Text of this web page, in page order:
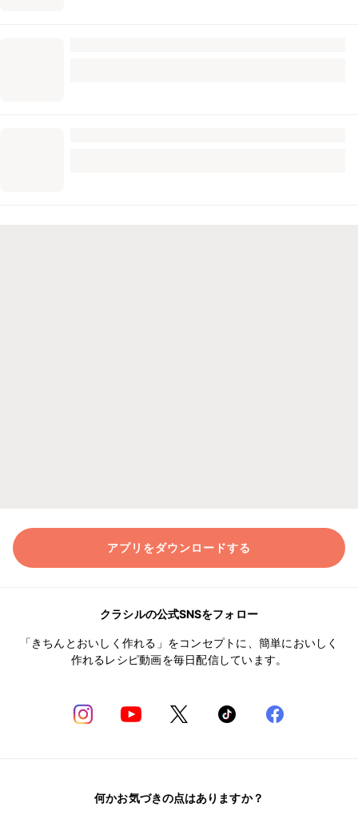
アプリをダウンロードする
クラシルの公式SNSをフォロー
「きちんとおいしく作れる」をコンセプトに、簡単においしく
作れるレシピ動画を毎日配信しています。
何かお気づきの点はありますか？